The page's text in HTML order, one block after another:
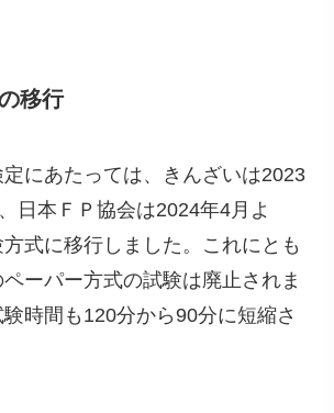
移行
定にあたっては、きんざいは2023
日本ＦＰ協会は2024年4月よ
式に移行しました。これにとも
ーパー方式の試験は廃止されま
時間も120分から90分に短縮さ